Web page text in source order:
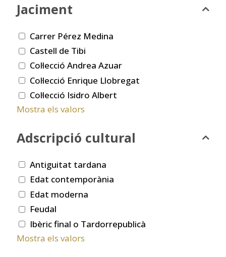
Jaciment
Carrer Pérez Medina
Castell de Tibi
Col·lecció Andrea Azuar
Col·lecció Enrique Llobregat
Col·lecció Isidro Albert
Mostra els valors
Adscripció cultural
Antiguitat tardana
Edat contemporània
Edat moderna
Feudal
Ibèric final o Tardorrepublicà
Mostra els valors